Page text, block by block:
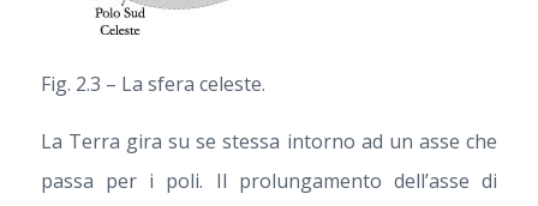
Fig. 2.3 – La sfera celeste.
La Terra gira su se stessa intorno ad un asse che
passa per i poli. Il prolungamento dell’asse di